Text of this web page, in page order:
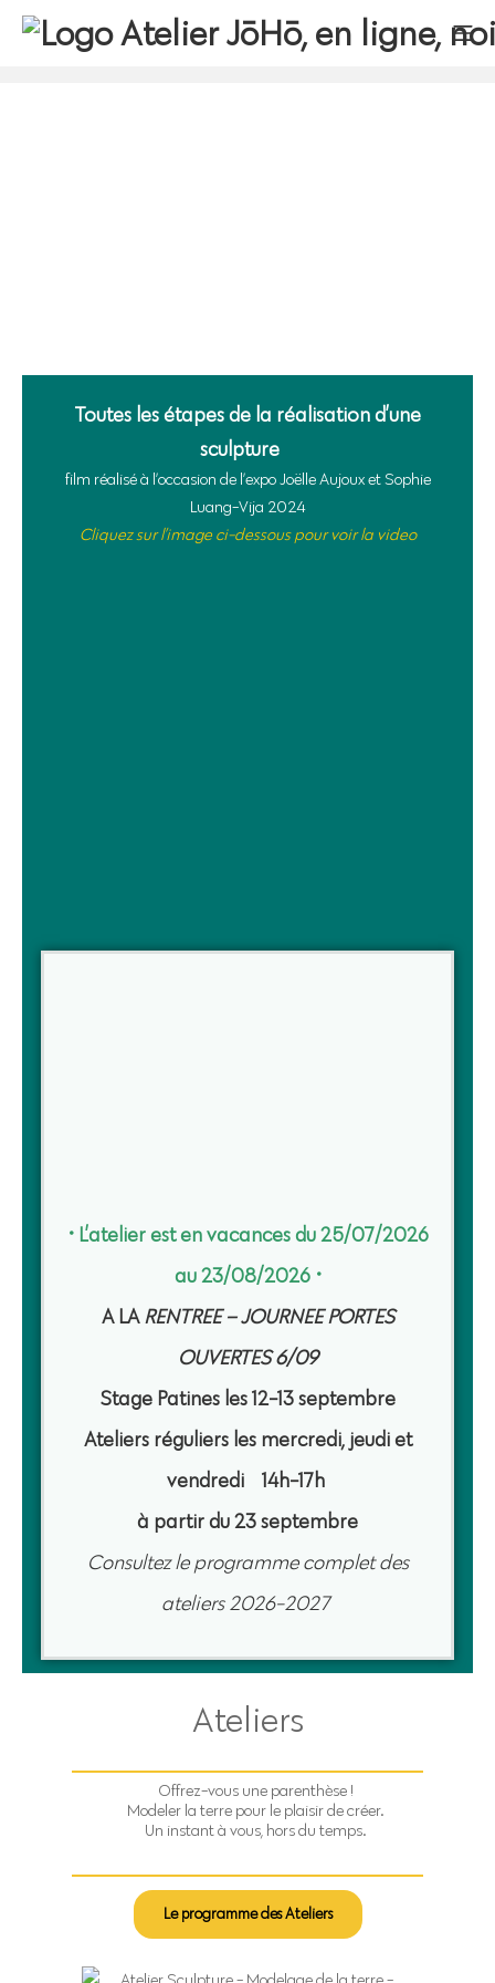
Toutes les étapes de la réalisation d’une
sculpture…
film réalisé à l’occasion de l’expo Joëlle Aujoux et Sophie
Luang-Vija 2024
Cliquez sur l’image ci-dessous pour voir la video
• L’atelier est en vacances du 25/07/2026
au 23/08/2026 •
A LARENTREE – JOURNEE PORTES
OUVERTES 6/09
Stage Patines les 12-13 septembre
Ateliers réguliers les mercredi, jeudi et
vendredi 14h-17h
à partir du 23 septembre
Consultez le programme complet des
ateliers 2026-2027
Ateliers
Offrez-vous une parenthèse !
Modeler la terre pour le plaisir de créer.
Un instant à vous, hors du temps.
Le programme des Ateliers